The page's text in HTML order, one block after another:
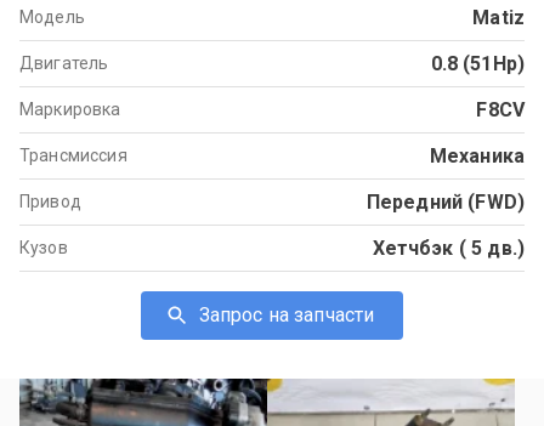
Модель Matiz
Двигатель 0.8 (51Hp)
Маркировка F8CV
Трансмиссия Механика
Привод Передний (FWD)
Кузов Хетчбэк ( 5 дв.)
Запрос на запчасти